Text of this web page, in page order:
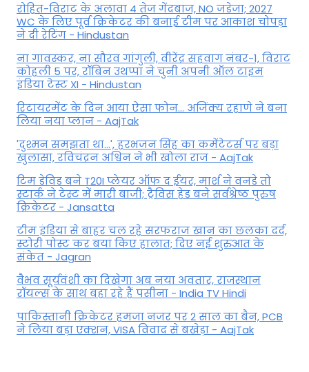
रोहित-विराट के अलावा 4 तेज गेंदबाज, NO जडेजा; 2027
WC के लिए पूर्व क्रिकेटर की बनाई टीम पर आकाश चोपड़ा
ने दी रेटिंग - Hindustan
ना गावस्कर, ना सौरव गांगुली, वीरेंद्र सहवाग नंबर-1, विराट
कोहली 5 पर, रॉबिन उथप्पा ने चुनी अपनी ऑल टाइम
इंडिया टेस्ट XI - Hindustan
रिटायरमेंट के दिन आया ऐसा फोन... अजिंक्य रहाणे ने बना
लिया नया प्लान - AajTak
'दुश्मन समझता था...', हरभजन सिंह का कमेंटेटर्स पर बड़ा
खुलासा, रव‍िचंद्रन अश्विन ने भी खोला राज - AajTak
टिम डेविड बने T20I प्लेयर ऑफ द ईयर, मार्श ने वनडे तो
स्टार्क ने टेस्ट में मारी बाजी; ट्रैविस हेड बने सर्वश्रेष्ठ पुरुष
क्रिकेटर - Jansatta
टीम इंडिया से बाहर चल रहे सरफराज खान का छलका दर्द,
स्टोरी पोस्ट कर बयां किए हालात; दिए नई शुरुआत के
संकेत - Jagran
वैभव सूर्यवंशी का दिखेगा अब नया अवतार, राजस्थान
रॉयल्स के साथ बहा रहे हैं पसीना - India TV Hindi
पाकिस्तानी क्रिकेटर हमजा नजर पर 2 साल का बैन, PCB
ने ल‍िया बड़ा एक्शन, VISA व‍िवाद से बखेड़ा - AajTak